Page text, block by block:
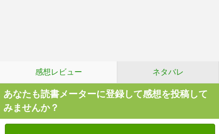
感想レビュー ネタバレ
あなたも読書メーターに登録して感想を投稿して
みませんか？